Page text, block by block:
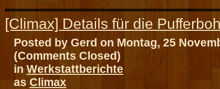
[Climax] Details für die
Posted by Gerd on Montag, 25
(Comments Closed)
in Werkstattberichte
as Climax